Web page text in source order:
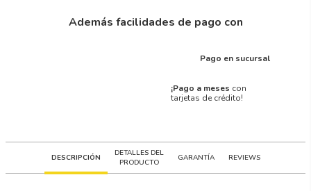
Además facilidades de pago con
Pago en sucursal
¡Pago a meses con
tarjetas de crédito!
DESCRIPCIÓN
DETALLES DEL
PRODUCTO
GARANTÍA REVIEWS